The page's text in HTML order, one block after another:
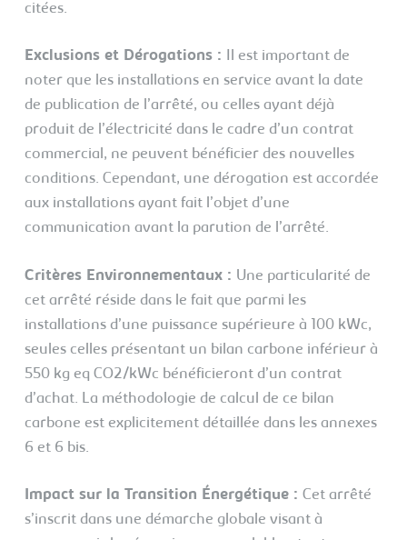
citées.
Exclusions et Dérogations : Il est important de
noter que les installations en service avant la date
de publication de l’arrêté, ou celles ayant déjà
produit de l’électricité dans le cadre d’un contrat
commercial, ne peuvent bénéficier des nouvelles
conditions. Cependant, une dérogation est accordée
aux installations ayant fait l’objet d’une
communication avant la parution de l’arrêté.
Critères Environnementaux : Une particularité de
cet arrêté réside dans le fait que parmi les
installations d’une puissance supérieure à 100 kWc,
seules celles présentant un bilan carbone inférieur à
550 kg eq CO2/kWc bénéficieront d’un contrat
d’achat. La méthodologie de calcul de ce bilan
carbone est explicitement détaillée dans les annexes
6 et 6 bis.
Impact sur la Transition Énergétique : Cet arrêté
s’inscrit dans une démarche globale visant à